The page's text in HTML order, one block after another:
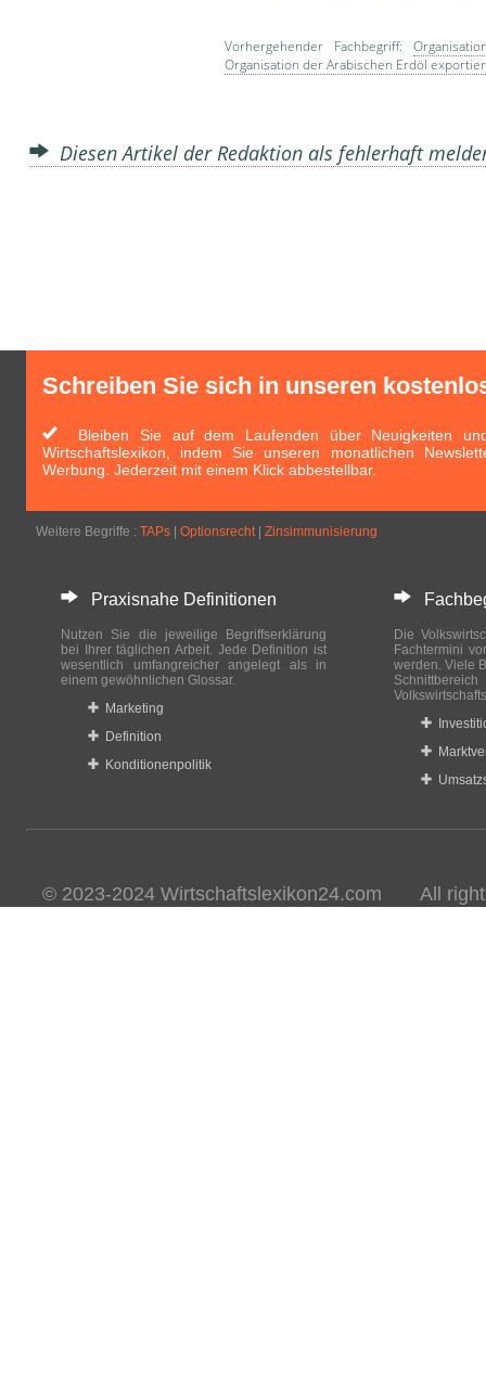
Vorhergehender Fachbegriff:
Organisation der Arabischen Erdöl
Diesen Artikel der Redaktion als fehlerhaft
Schreiben Sie sich in unseren
Bleiben Sie auf dem Laufenden über Neuigkeiten
Wirtschaftslexikon, indem Sie unseren monatlichen
Werbung. Jederzeit mit einem Klick abbestellbar.
Weitere Begriffe : TAPs Optionsrecht| Zinsimmunisierung
Praxisnahe Definitionen
Nutzen Sie die jeweilige Begriffserklärung
bei Ihrer täglichen Arbeit. Jede Definition ist
wesentlich umfangreicher angelegt als in
einem gewöhnlichen Glossar.
Marketing
Definition
Konditionenpolitik
Die
Fachtermini
werden. Viele
© 2023-2024 Wirtschaftslexikon24.com All